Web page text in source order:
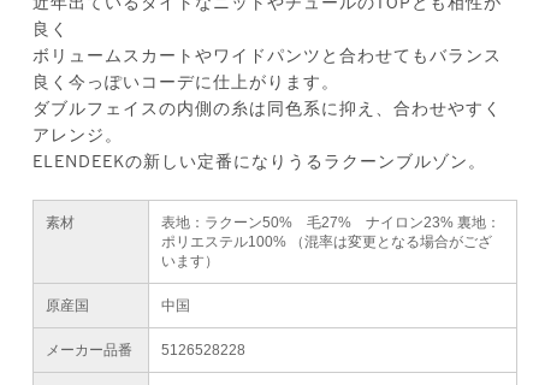
近年出ているタイトなニットやチュールのTOPとも相性が
良く
ボリュームスカートやワイドパンツと合わせてもバランス
良く今っぽいコーデに仕上がります。
ダブルフェイスの内側の糸は同色系に抑え、合わせやすく
アレンジ。
ELENDEEKの新しい定番になりうるラクーンブルゾン。
素材
表地：ラクーン50% 毛27% ナイロン23% 裏地：
ポリエステル100% （混率は変更となる場合がござ
います）
原産国 中国
メーカー品番 5126528228